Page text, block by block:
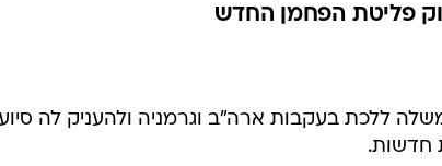
פליטת הפחמן החדש
ללכת בעקבות ארה"ב וגרמניה ולהעניק לה
חדשות.